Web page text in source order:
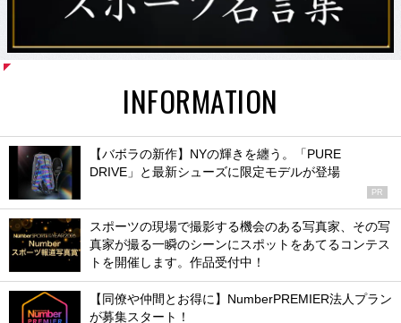
INFORMATION
【バボラの新作】NYの輝きを纏う。「PURE
DRIVE」と最新シューズに限定モデルが登場
PR
スポーツの現場で撮影する機会のある写真家、その写
真家が撮る一瞬のシーンにスポットをあてるコンテス
トを開催します。作品受付中！
【同僚や仲間とお得に】NumberPREMIER法人プラン
が募集スタート！